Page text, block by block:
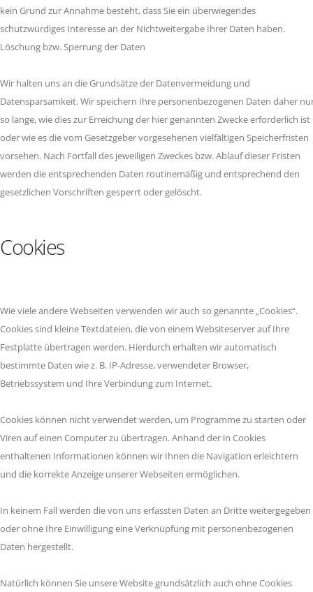
kein Grund zur Annahme besteht, dass Sie ein überwiegendes
schutzwürdiges Interesse an der Nichtweitergabe Ihrer Daten haben.
Löschung bzw. Sperrung der Daten
Wir halten uns an die Grundsätze der Datenvermeidung und
Datensparsamkeit. Wir speichern Ihre personenbezogenen Daten daher
so lange, wie dies zur Erreichung der hier genannten Zwecke erforderlich ist
oder wie es die vom Gesetzgeber vorgesehenen vielfältigen Speicherfristen
vorsehen. Nach Fortfall des jeweiligen Zweckes bzw. Ablauf dieser Fristen
werden die entsprechenden Daten routinemäßig und entsprechend den
gesetzlichen Vorschriften gesperrt oder gelöscht.
Cookies
Wie viele andere Webseiten verwenden wir auch so genannte „Cookies“.
Cookies sind kleine Textdateien, die von einem Websiteserver auf Ihre
Festplatte übertragen werden. Hierdurch erhalten wir automatisch
bestimmte Daten wie z. B. IP-Adresse, verwendeter Browser,
Betriebssystem und Ihre Verbindung zum Internet.
Cookies können nicht verwendet werden, um Programme zu starten oder
Viren auf einen Computer zu übertragen. Anhand der in Cookies
enthaltenen Informationen können wir Ihnen die Navigation erleichtern
und die korrekte Anzeige unserer Webseiten ermöglichen.
In keinem Fall werden die von uns erfassten Daten an Dritte weitergegeben
oder ohne Ihre Einwilligung eine Verknüpfung mit personenbezogenen
Daten hergestellt.
Natürlich können Sie unsere Website grundsätzlich auch ohne Cookies